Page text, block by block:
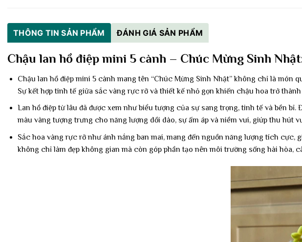
THÔNG TIN SẢN PHẨM ĐÁNH GIÁ SẢN PHẨM
Chậu lan hồ điệp mini 5 cành – Chúc Mừng Sinh
Chậu lan hồ điệp mini 5 cành mang tên “Chúc Mừng Sinh Nhật” không chỉ là
Sự kết hợp tinh tế giữa sắc vàng rực rỡ và thiết kế nhỏ gọn khiến chậu hoa trở
Lan hồ điệp từ lâu đã được xem như biểu tượng của sự sang trọng, tinh tế và bền
màu vàng tượng trưng cho năng lượng dồi dào, sự ấm áp và niềm vui, giúp thu
Sắc hoa vàng rực rỡ như ánh nắng ban mai, mang đến nguồn năng lượng tích cực,
không chỉ làm đẹp không gian mà còn góp phần tạo nên môi trường sống hài hòa,